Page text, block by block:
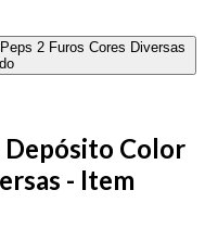
Color
- Item